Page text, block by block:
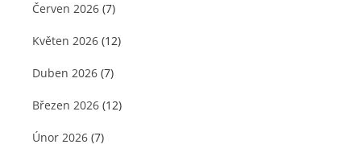
Červen 2026 (7)
Květen 2026 (12)
Duben 2026 (7)
Březen 2026 (12)
Únor 2026 (7)